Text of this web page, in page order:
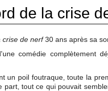
de la crise
crise de nerf30 ans après sa
comédie complètement
un poil foutraque, toute la
part, tout ce qui pouvait